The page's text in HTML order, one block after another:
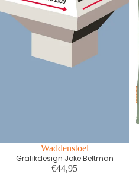
Waddenstoel
Grafikdesign Joke Beltman
€44,95